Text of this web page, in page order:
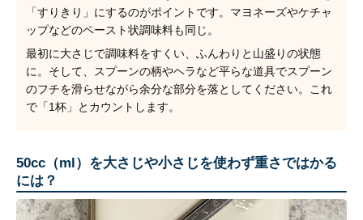
「すりきり」にするのがポイントです。マヨネーズやケチャ
ップなどのペースト状調味料も同じ。
最初に大さじで調味料をすくい、ふんわりと山盛りの状態
に。そして、スプーンの柄やヘラなど平らな道具でスプーン
のフチを滑らせながら余分な部分を落としてください。これ
で「1杯」とカウントします。
50cc（ml）を大さじや小さじを使わず重さではかる
には？